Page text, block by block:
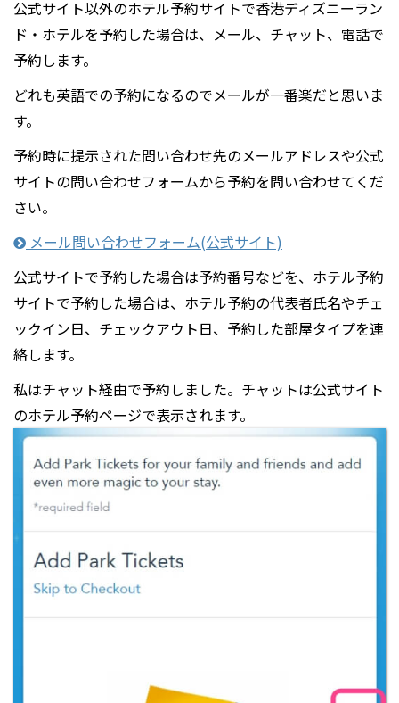
公式サイト以外のホテル予約サイトで香港ディズニーラン
ド・ホテルを予約した場合は、メール、チャット、電話で
予約します。
どれも英語での予約になるのでメールが一番楽だと思いま
す。
予約時に提示された問い合わせ先のメールアドレスや公式
サイトの問い合わせフォームから予約を問い合わせてくだ
さい。
メール問い合わせフォーム(公式サイト)
公式サイトで予約した場合は予約番号などを、ホテル予約
サイトで予約した場合は、ホテル予約の代表者氏名やチェ
ックイン日、チェックアウト日、予約した部屋タイプを連
絡します。
私はチャット経由で予約しました。チャットは公式サイト
のホテル予約ページで表示されます。